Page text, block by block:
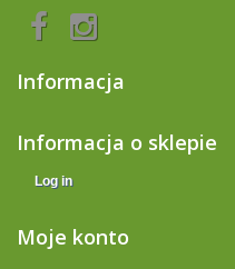
Informacja
Informacja o sklepie
Log in
Moje konto